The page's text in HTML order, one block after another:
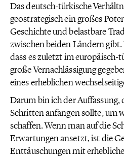
Das deutsch-türkische
geostrategisch ein großes
Geschichte und belastbare
zwischen beiden Ländern
dass es zuletzt im europäisch-
große Vernachlässigung
eines erheblichen
Darum bin ich der Auffassung,
Schritten anfangen sollte, um
schaffen. Wenn man auf die
Erwartungen ansetzt, ist die
Enttäuschungen mit